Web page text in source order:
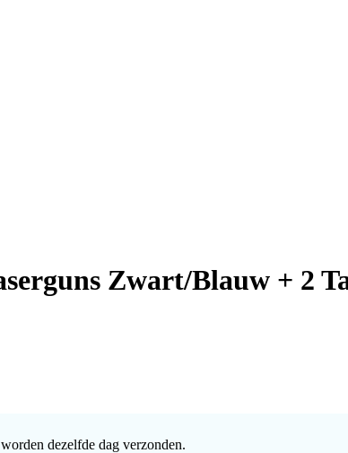
Zwart/Blauw + 2
dezelfde dag verzonden.